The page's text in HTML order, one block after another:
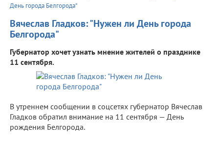
День города Белгорода"
Вячеслав Гладков: "Нужен ли День города
Белгорода"
Губернатор хочет узнать мнение жителей о празднике
11 сентября.
В утреннем сообщении в соцсетях губернатор Вячеслав
Гладков обратил внимание на 11 сентября — День
рождения Белгорода.